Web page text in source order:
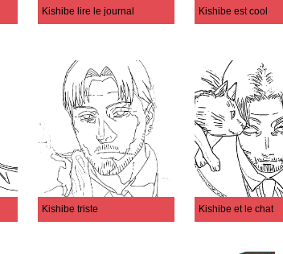
Kishibe lire le journal Kishibe est cool
Kishibe triste Kishibe et le chat